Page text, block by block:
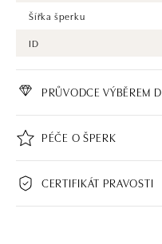
Šířka šperku
ID
PRŮVODCE VÝBĚREM
PÉČE O ŠPERK
CERTIFIKÁT PRAVOSTI